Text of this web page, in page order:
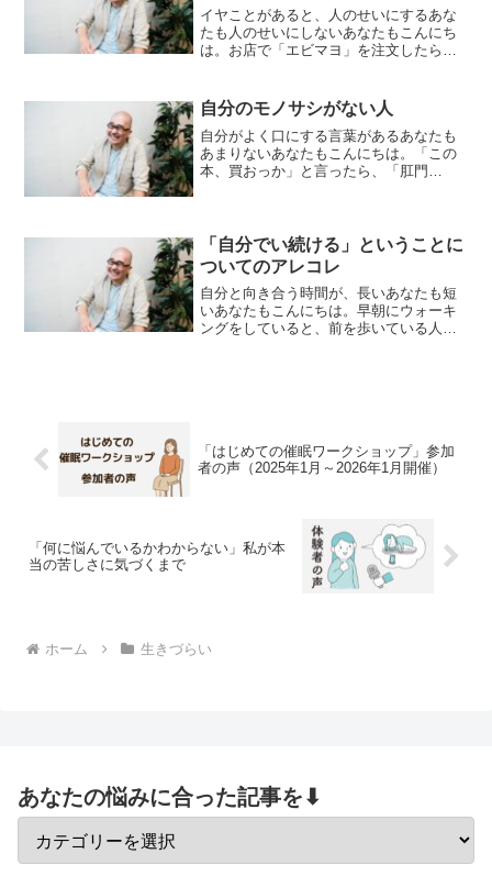
イヤことがあると、人のせいにするあな
たも人のせいにしないあなたもこんにち
は。お店で「エビマヨ」を注文したら
した！えーと、ちょっと前に、久々に会
った友人と話をしていたら...
自分のモノサシがない人
自分がよく口にする言葉があるあなたも
あまりないあなたもこんにちは。「この
本、買おっか」と言ったら、「肛門
ら入りたいと思うんですけど、...
「自分でい続ける」ということに
ついてのアレコレ
自分と向き合う時間が、長いあなたも短
いあなたもこんにちは。早朝にウォーキ
ングをしていると、前を歩いている人が
「はじめての催眠ワークショップ」参加
者の声（2025年1月～2026年1月開催）
「何に悩んでいるかわからない」私が本
当の苦しさに気づくまで
ホーム 生きづらい
あなたの悩みに合った記事を⬇